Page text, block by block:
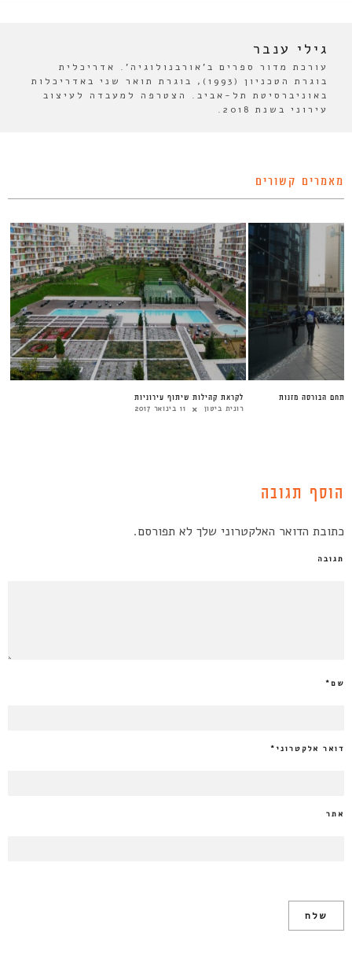
גילי ענבר
עורכת מדור ספרים ב'אורבנולוגיה'. אדריכלית
בוגרת הטכניון (1993), בוגרת תואר שני באדריכלות
באוניברסיטת תל-אביב. הצטרפה למעבדה לעיצוב
עירוני בשנת 2018.
מאמרים קשורים
לקראת קהילות שיתוף עירוניות
רונית ביטון 11 בינואר 2017
הבורסה מזנות
הוסף תגובה
כתובת הדואר האלקטרוני שלך לא תפורסם.
תגובה
שם*
דואר אלקטרוני *
אתר